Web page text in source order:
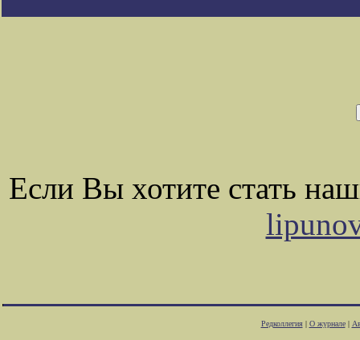
Если Вы хотите стать
Редколлегия| О журнале|